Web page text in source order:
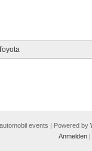
events | Powered by
Anmelden|